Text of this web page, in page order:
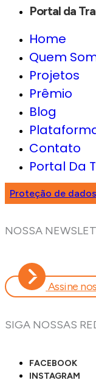
Portal da
Home
Quem
Projetos
Prêmio
Blog
Contato
Portal Da
Proteção de dados
NOSSA
Assine
SIGA NOSSAS
FACEBOOK
INSTAGRAM